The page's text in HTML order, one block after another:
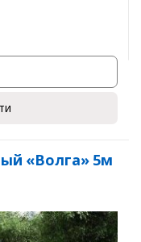
«Волга» 5м